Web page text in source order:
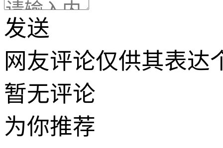
发送
网友评论仅供其表达
暂无评论
为你推荐